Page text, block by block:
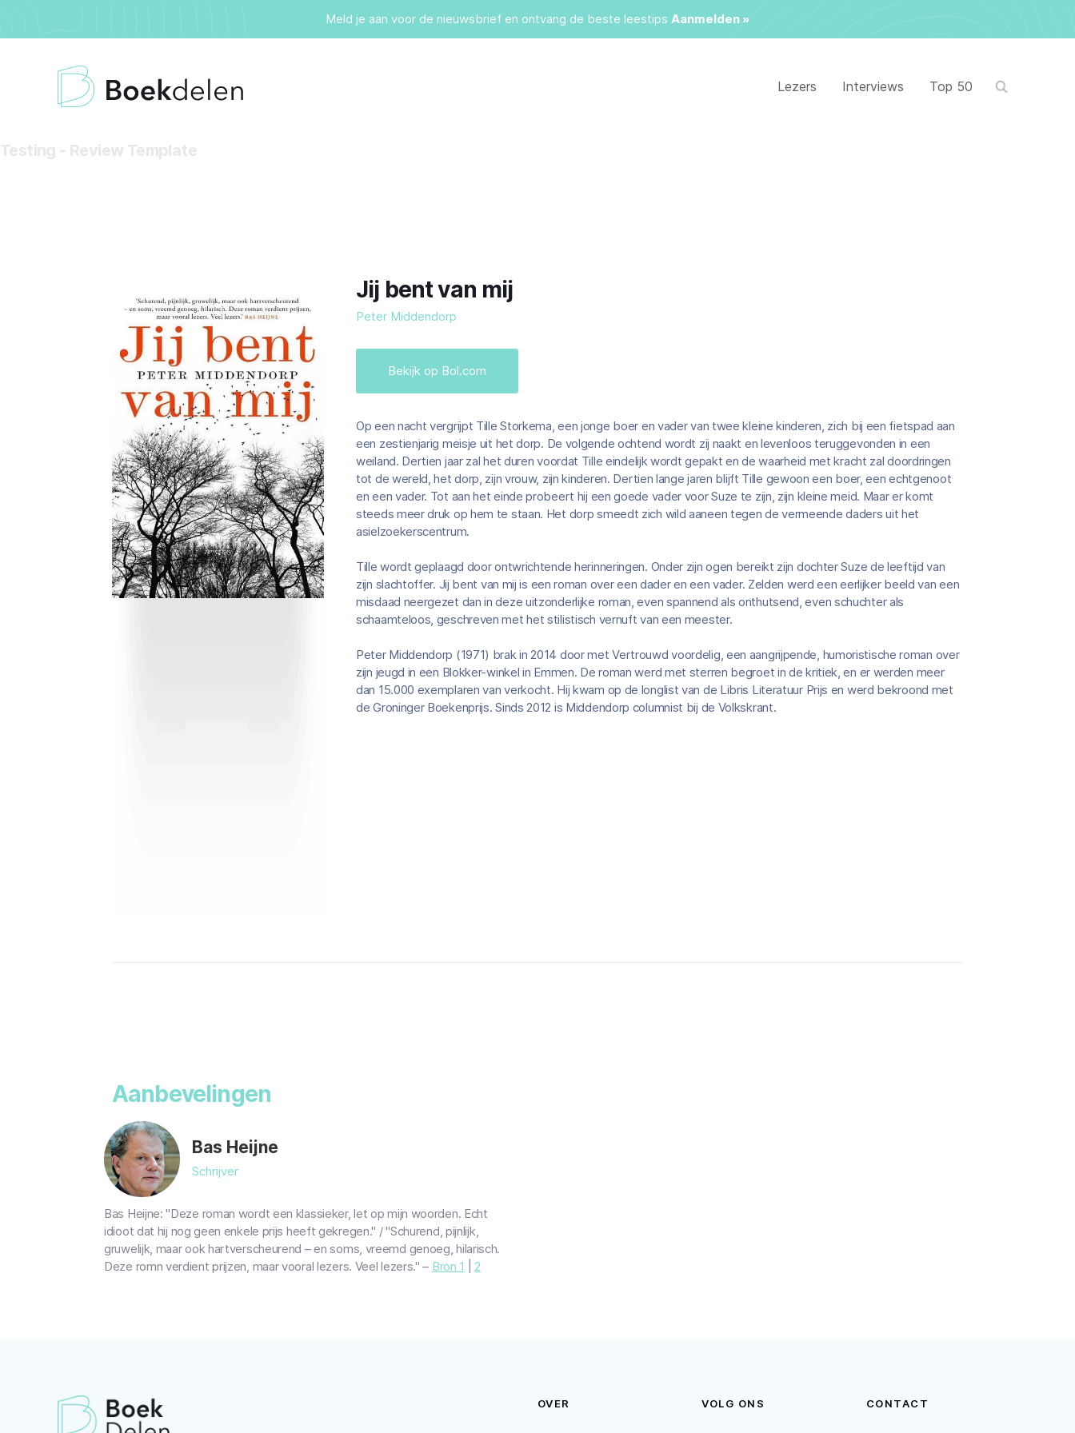
Meld je aan voor de nieuwsbrief en ontvang de beste leestips Aanmelden »
Lezers Interviews Top 50
Jij bent van mij
Peter Middendorp
Bekijk op Bol.com
Op een nacht vergrijpt Tille Storkema, een jonge boer en vader van twee kleine kinderen, zich bij een fietspad aan
een zestienjarig meisje uit het dorp. De volgende ochtend wordt zij naakt en levenloos teruggevonden in een
weiland. Dertien jaar zal het duren voordat Tille eindelijk wordt gepakt en de waarheid met kracht zal doordringen
tot de wereld, het dorp, zijn vrouw, zijn kinderen. Dertien lange jaren blijft Tille gewoon een boer, een echtgenoot
en een vader. Tot aan het einde probeert hij een goede vader voor Suze te zijn, zijn kleine meid. Maar er komt
steeds meer druk op hem te staan. Het dorp smeedt zich wild aaneen tegen de vermeende daders uit het
asielzoekerscentrum.
Tille wordt geplaagd door ontwrichtende herinneringen. Onder zijn ogen bereikt zijn dochter Suze de leeftijd van
zijn slachtoffer. Jij bent van mij is een roman over een dader en een vader. Zelden werd een eerlijker beeld van een
misdaad neergezet dan in deze uitzonderlijke roman, even spannend als onthutsend, even schuchter als
schaamteloos, geschreven met het stilistisch vernuft van een meester.
Peter Middendorp (1971) brak in 2014 door met Vertrouwd voordelig, een aangrijpende, humoristische roman over
zijn jeugd in een Blokker-winkel in Emmen. De roman werd met sterren begroet in de kritiek, en er werden meer
dan 15.000 exemplaren van verkocht. Hij kwam op de longlist van de Libris Literatuur Prijs en werd bekroond met
de Groninger Boekenprijs. Sinds 2012 is Middendorp columnist bij de Volkskrant.
Aanbevelingen
Bas Heijne
Schrijver
Bas Heijne: "Deze roman wordt een klassieker, let op mijn woorden. Echt
idioot dat hij nog geen enkele prijs heeft gekregen." / "Schurend, pijnlijk,
gruwelijk, maar ook hartverscheurend – en soms, vreemd genoeg, hilarisch.
Deze romn verdient prijzen, maar vooral lezers. Veel lezers." – Bron 1 |2
OVER VOLG ONS CONTACT